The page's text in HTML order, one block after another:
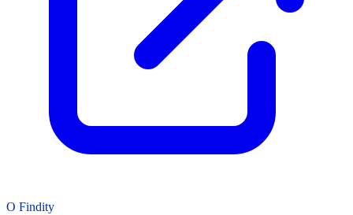
O Findity